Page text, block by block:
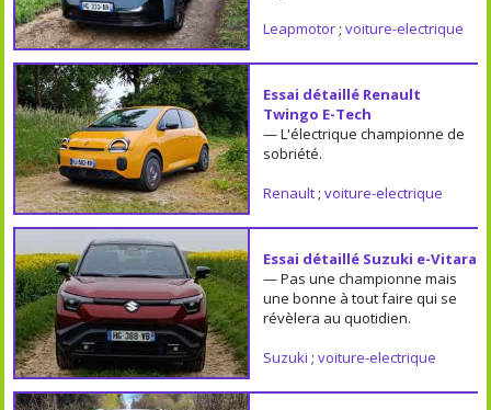
Leapmotor; voiture-electrique
Essai détaillé Renault
Twingo E-Tech
— L'électrique championne de
sobriété.
Renault; voiture-electrique
Essai détaillé Suzuki e-Vitara
— Pas une championne mais
une bonne à tout faire qui se
révèlera au quotidien.
Suzuki ; voiture-electrique